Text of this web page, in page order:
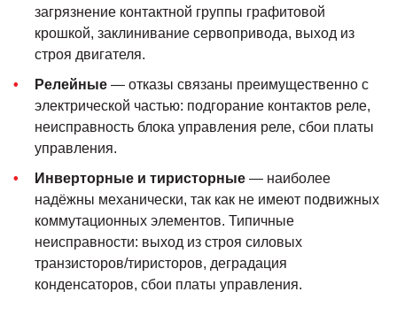
загрязнение контактной группы графитовой
крошкой, заклинивание сервопривода, выход из
строя двигателя.
Релейные — отказы связаны преимущественно с
электрической частью: подгорание контактов реле,
неисправность блока управления реле, сбои платы
управления.
Инверторные и тиристорные — наиболее
надёжны механически, так как не имеют подвижных
коммутационных элементов. Типичные
неисправности: выход из строя силовых
транзисторов/тиристоров, деградация
конденсаторов, сбои платы управления.